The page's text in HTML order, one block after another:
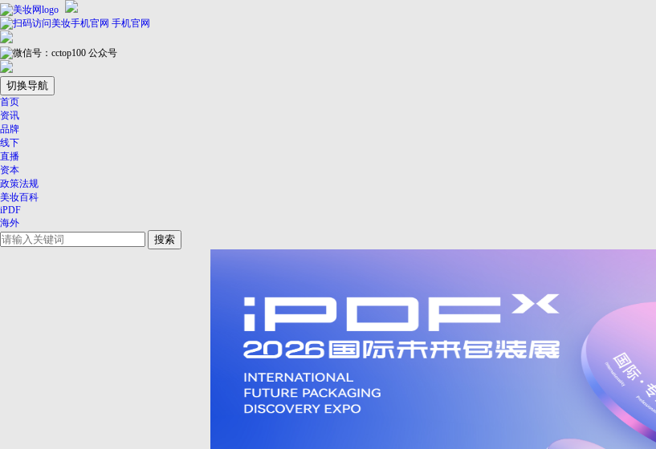
手机官网
公众号
切换导航
首页
资讯
品牌
线下
直播
资本
政策法规
美妆百科
iPDF
海外
搜索